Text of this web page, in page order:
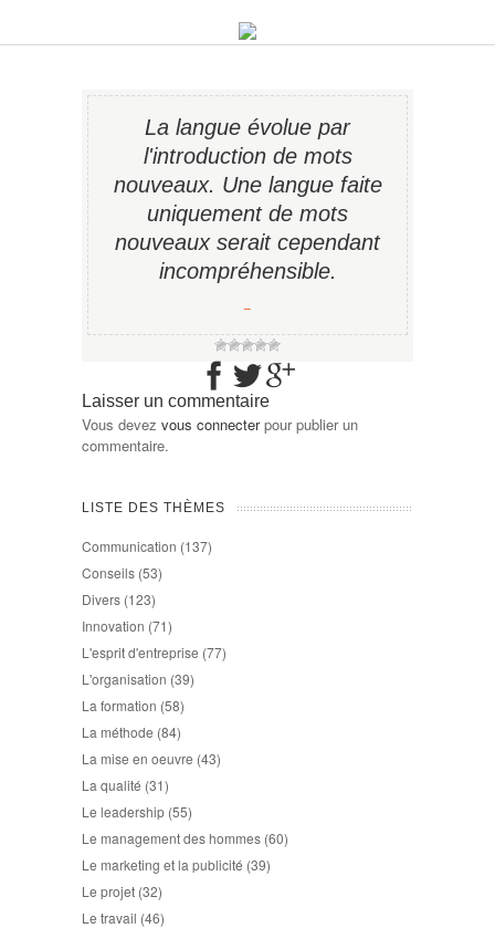
La langue évolue par
l'introduction de mots
nouveaux. Une langue faite
uniquement de mots
nouveaux serait cependant
incompréhensible.
−
Laisser un commentaire
Vous devez vous connecterpour publier un
commentaire.
LISTE DES THÈMES
Communication (137)
Conseils (53)
Divers (123)
Innovation (71)
L'esprit d'entreprise (77)
L'organisation (39)
La formation (58)
La méthode (84)
La mise en oeuvre (43)
La qualité (31)
Le leadership (55)
Le management des hommes (60)
Le marketing et la publicité (39)
Le projet (32)
Le travail (46)